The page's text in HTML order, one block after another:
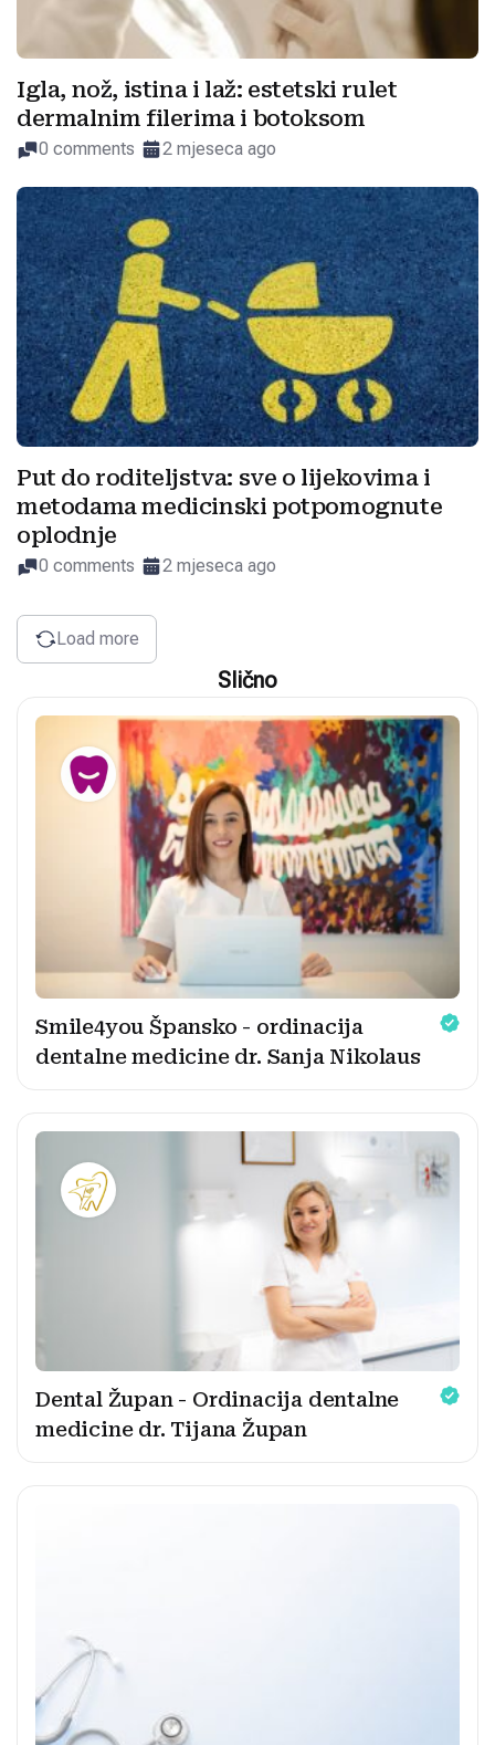
Igla, nož, istina i laž: estetski rulet
dermalnim filerima i botoksom
0 comments 2 mjeseca ago
Put do roditeljstva: sve o lijekovima i
metodama medicinski potpomognute
oplodnje
0 comments 2 mjeseca ago
Load more
Slično
Smile4you Špansko - ordinacija
dentalne medicine dr. Sanja Nikolaus
Dental Župan - Ordinacija dentalne
medicine dr. Tijana Župan